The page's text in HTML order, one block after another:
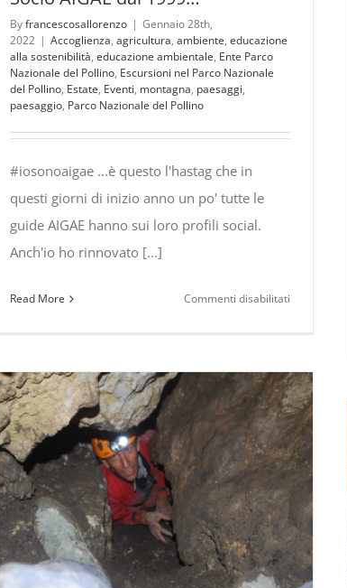
Byfrancescosallorenzo | Gennaio 28th,
2022 | Accoglienza, agricultura, ambiente, educazione
alla sostenibilità, educazione ambientale, Ente Parco
Nazionale del Pollino, Escursioni nel Parco Nazionale
del Pollino, Estate, Eventi, montagna, paesaggi,
paesaggio, Parco Nazionale del Pollino
#iosonoaigae ...è questo l'hastag che in
questi giorni di inizio anno un po' tutte le
guide AIGAE hanno sui loro profili social.
Anch'io ho rinnovato [...]
Read More Commenti disabilitati
1999…